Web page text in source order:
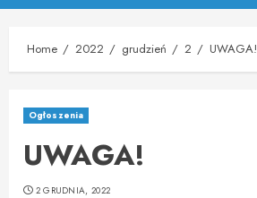
Menu
Home 2022 grudzień 2 UWAGA!
Ogłoszenia
UWAGA!
2 GRUDNIA, 2022